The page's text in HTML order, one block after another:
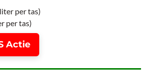
per tas)
per tas)
Actie